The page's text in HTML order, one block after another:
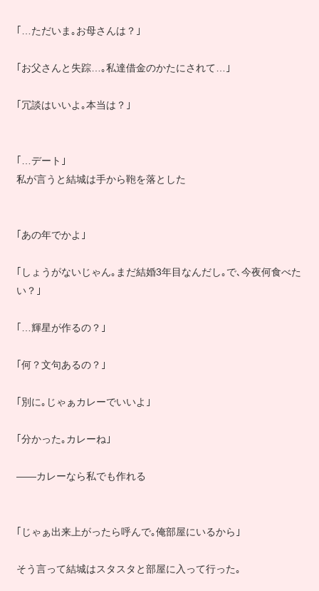
｢…ただいま｡お母さんは？｣
｢お父さんと失踪…｡私達借金のかたにされて…｣
｢冗談はいいよ｡本当は？｣
｢…デート｣
私が言うと結城は手から鞄を落とした
｢あの年でかよ｣
｢しょうがないじゃん｡まだ結婚3年目なんだし｡で､今夜何食べた
い？｣
｢…輝星が作るの？｣
｢何？文句あるの？｣
｢別に｡じゃぁカレーでいいよ｣
｢分かった｡カレーね｣
――カレーなら私でも作れる
｢じゃぁ出来上がったら呼んで｡俺部屋にいるから｣
そう言って結城はスタスタと部屋に入って行った｡